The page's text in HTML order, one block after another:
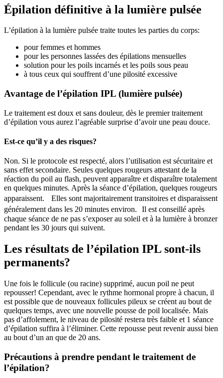
Épilation définitive à la lumière pulsée
L’épilation à la lumière pulsée traite toutes les parties du corps:
pour femmes et hommes
pour les personnes lassées des épilations mensuelles
solution pour les poils incarnés et les poils sous peau
à tous ceux qui souffrent d’une pilosité excessive
Avantage de l’épilation IPL (lumière pulsée)
Le traitement est doux et sans douleur, dès le premier traitement
d’épilation vous aurez l’agréable surprise d’avoir une peau douce.
Est-ce qu’il y a des risques?
Non. Si le protocole est respecté, alors l’utilisation est sécuritaire et
sans effet secondaire. Seules quelques rougeurs attestant de la
réaction du poil au flash, peuvent apparaître et disparaître totalement
en quelques minutes. Après la séance d’épilation, quelques rougeurs
apparaissent. Elles sont majoritairement transitoires et disparaissent
généralement dans les 20 minutes environ. Il est conseillé après
chaque séance de ne pas s’exposer au soleil et à la lumière à bronzer
pendant les 30 jours qui suivent.
Les résultats de l’épilation IPL sont-ils
permanents?
Une fois le follicule (ou racine) supprimé, aucun poil ne peut
repousser! Cependant, avec le rythme hormonal propre à chacun, il
est possible que de nouveaux follicules pileux se créent au bout de
quelques temps, avec une nouvelle pousse de poil localisée. Mais
pas d’affolement, le niveau de pilosité restera très faible et 1 séance
d’épilation suffira à l’éliminer. Cette repousse peut revenir aussi bien
au bout d’un an que de 20 ans.
Précautions à prendre pendant le traitement de
l’épilation?